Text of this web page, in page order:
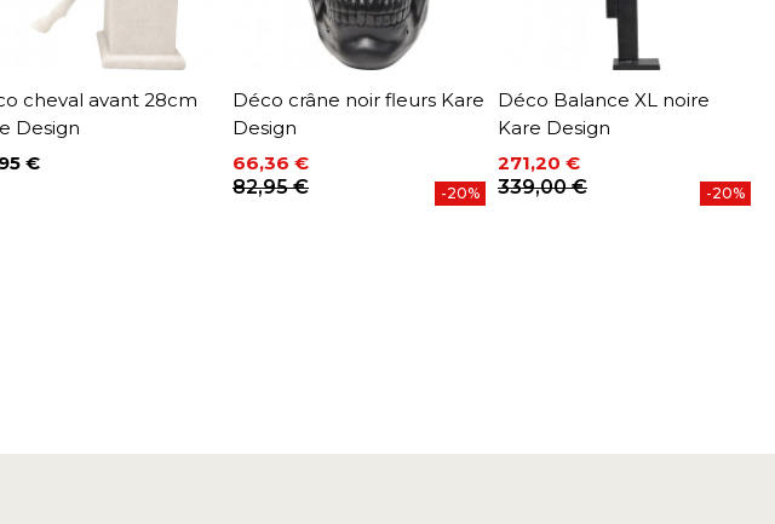
cheval avant 28cm
Design
€
Déco crâne noir fleurs Kare
Design
Prix
66,36 €
Prix de base
82,95 € -20%
Déco Balance XL noire
Kare Design
Prix
271,20 €
Prix de base
339,00 € -20%